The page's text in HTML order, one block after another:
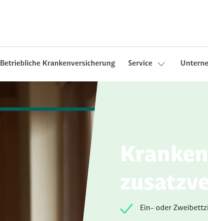
Betriebliche Krankenversicherung Service
Ein- oder